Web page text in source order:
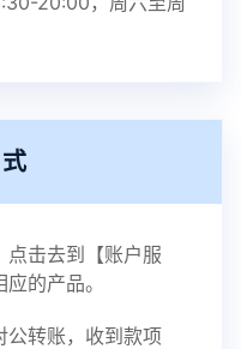
点击去到【账户服
的产品。
公转账，收到款项